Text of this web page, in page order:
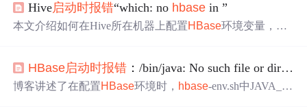
Hive启动时报错“which: no hbase in ”
本文介绍如何在Hive所在机器上配置HBase环境变量，通
HBase启动时报错 ：/bin/java: No such file or directory
博客讲述了在配置HBase环境时， hbase-env.sh中JAVA_H